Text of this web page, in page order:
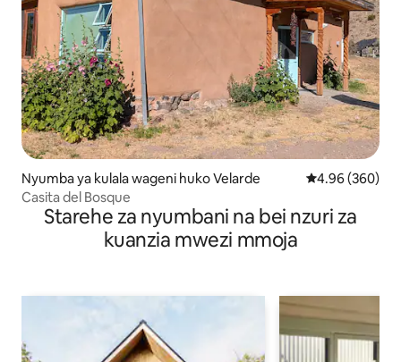
Nyumba ya kulala wageni huko Velarde Ukadiriaji wa
4.96 (360)
Casita del Bosque
Starehe za nyumbani na bei nzuri za
kuanzia mwezi mmoja